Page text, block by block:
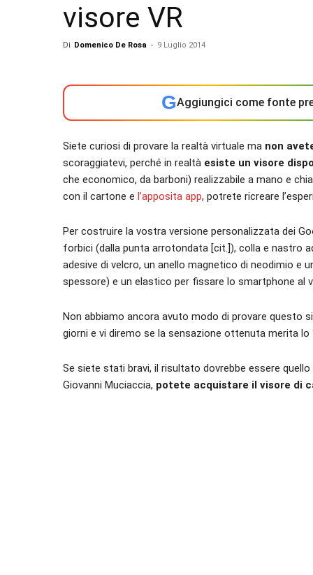
visore VR
Di Domenico De Rosa - 9 Luglio 2014
GAggiungici come fonte
Siete curiosi di provare la realtà virtuale ma non
scoraggiatevi, perché in realtà esiste un visore
che economico, da barboni) realizzabile a mano e
con il cartone e l’apposita app, potrete ricreare
Per costruire la vostra versione personalizzata dei
forbici (dalla punta arrotondata [cit.]), colla e nastro
adesive di velcro, un anello magnetico di neodimio e
spessore) e un elastico per fissare lo smartphone al
Non abbiamo ancora avuto modo di provare questo
giorni e vi diremo se la sensazione ottenuta merita lo
Se siete stati bravi, il risultato dovrebbe essere
Giovanni Muciaccia, potete acquistare il visore di